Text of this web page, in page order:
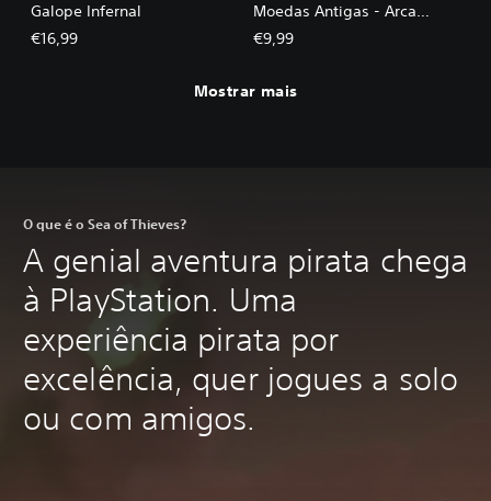
Galope Infernal
€16,99
Moedas Antigas - Arca
Oculta dos Anciões
€9,99
Mostrar mais
O que é o Sea of Thieves?
A genial aventura pirata chega
à PlayStation. Uma
experiência pirata por
excelência, quer jogues a solo
ou com amigos.